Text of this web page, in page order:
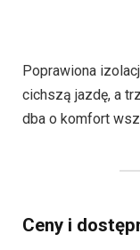
Poprawiona
cichszą jazdę, a
dba o komfort
Ceny i